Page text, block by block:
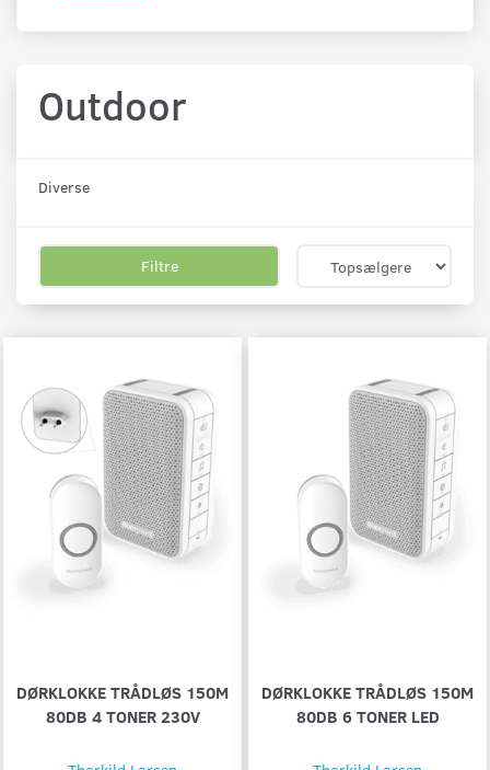
Outdoor
Diverse
Filtre
DØRKLOKKE TRÅDLØS 150M
80DB 4 TONER 230V
DØRKLOKKE TRÅDLØS 150M
80DB 6 TONER LED